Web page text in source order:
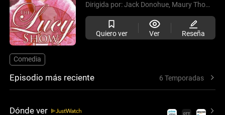
Dirigida por:Jack Donohue, Maury Thompson
Quiero ver Ver Reseña
Comedia
Episodio más reciente 6 Temporadas
Dónde ver